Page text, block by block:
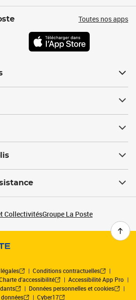
Toutes nos apps
CollectivitésGroupe La Poste
Conditions contractuelles
d'accessibilité
Accessibilité App Pro
Données personnelles et cookies
Cyber17